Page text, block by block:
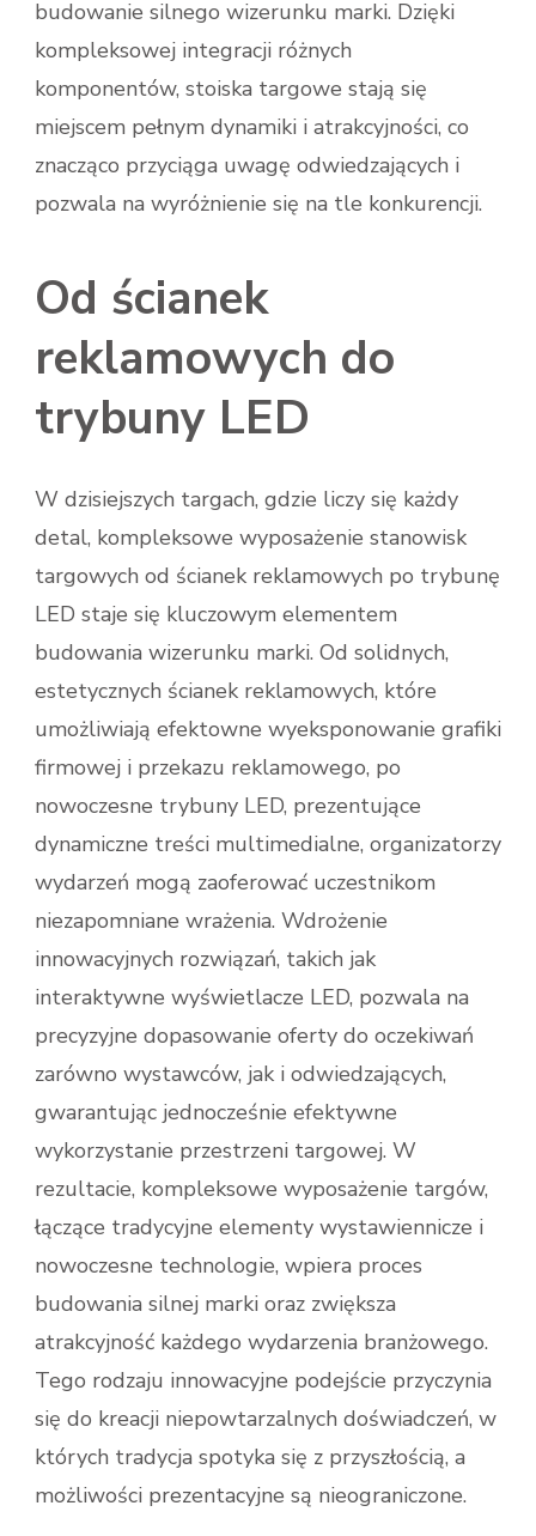
budowanie silnego wizerunku marki. Dzięki
kompleksowej integracji różnych
komponentów, stoiska targowe stają się
miejscem pełnym dynamiki i atrakcyjności, co
znacząco przyciąga uwagę odwiedzających i
pozwala na wyróżnienie się na tle konkurencji.
Od ścianek
reklamowych do
trybuny LED
W dzisiejszych targach, gdzie liczy się każdy
detal, kompleksowe wyposażenie stanowisk
targowych od ścianek reklamowych po trybunę
LED staje się kluczowym elementem
budowania wizerunku marki. Od solidnych,
estetycznych ścianek reklamowych, które
umożliwiają efektowne wyeksponowanie grafiki
firmowej i przekazu reklamowego, po
nowoczesne trybuny LED, prezentujące
dynamiczne treści multimedialne, organizatorzy
wydarzeń mogą zaoferować uczestnikom
niezapomniane wrażenia. Wdrożenie
innowacyjnych rozwiązań, takich jak
interaktywne wyświetlacze LED, pozwala na
precyzyjne dopasowanie oferty do oczekiwań
zarówno wystawców, jak i odwiedzających,
gwarantując jednocześnie efektywne
wykorzystanie przestrzeni targowej. W
rezultacie, kompleksowe wyposażenie targów,
łączące tradycyjne elementy wystawiennicze i
nowoczesne technologie, wpiera proces
budowania silnej marki oraz zwiększa
atrakcyjność każdego wydarzenia branżowego.
Tego rodzaju innowacyjne podejście przyczynia
się do kreacji niepowtarzalnych doświadczeń, w
których tradycja spotyka się z przyszłością, a
możliwości prezentacyjne są nieograniczone.